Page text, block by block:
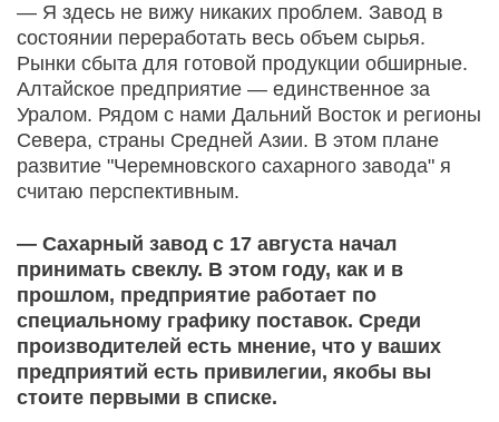
— Я здесь не вижу никаких проблем. Завод в
состоянии переработать весь объем сырья.
Рынки сбыта для готовой продукции обширные.
Алтайское предприятие — единственное за
Уралом. Рядом с нами Дальний Восток и регионы
Севера, страны Средней Азии. В этом плане
развитие "Черемновского сахарного завода" я
считаю перспективным.
— Сахарный завод с 17 августа начал
принимать свеклу. В этом году, как и в
прошлом, предприятие работает по
специальному графику поставок. Среди
производителей есть мнение, что у ваших
предприятий есть привилегии, якобы вы
стоите первыми в списке.